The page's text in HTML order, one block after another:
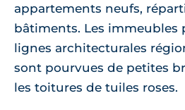
appartements neufs,
bâtiments. Les immeubles
lignes architecturales
sont pourvues de petites
les toitures de tuiles roses.